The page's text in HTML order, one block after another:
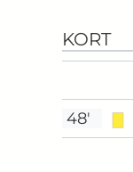
KORT
48'